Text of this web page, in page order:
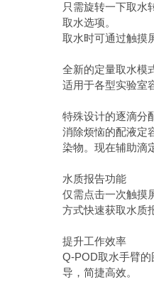
只需旋转一下取水
取水选项。
取水时可通过触摸
全新的定量取水模
适用于各型实验室
特殊设计的逐滴分
消除烦恼的配液定
染物。现在辅助滴
水质报告功能
仅需点击一次触摸
方式快速获取水质
提升工作效率
Q-POD取水手臂
导，简捷高效。